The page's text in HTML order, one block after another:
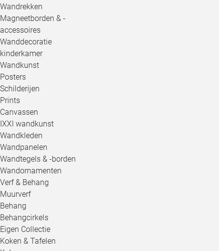
Wandrekken
Magneetborden & -
accessoires
Wanddecoratie
kinderkamer
Wandkunst
Posters
Schilderijen
Prints
Canvassen
IXXI wandkunst
Wandkleden
Wandpanelen
Wandtegels & -borden
Wandornamenten
Verf & Behang
Muurverf
Behang
Behangcirkels
Eigen Collectie
Koken & Tafelen